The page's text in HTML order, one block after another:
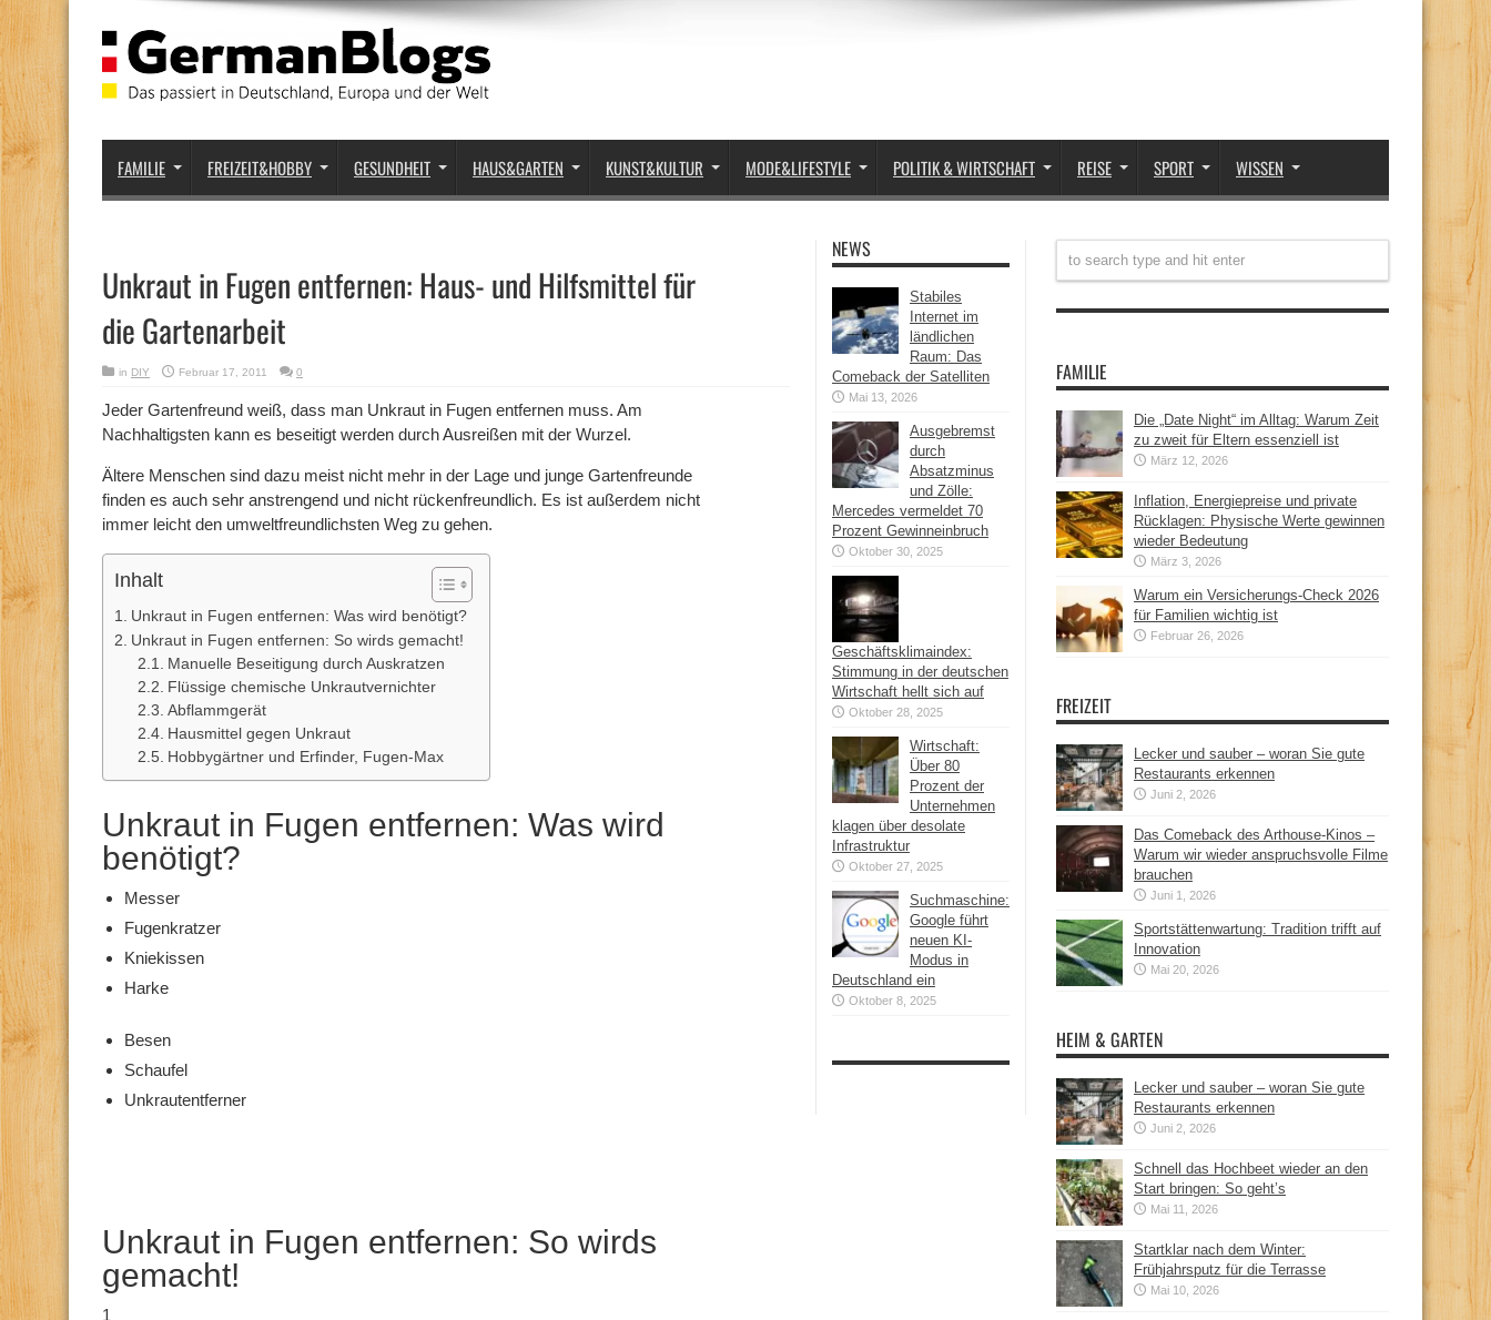
FAMILIE FREIZEIT&HOBBY GESUNDHEIT HAUS&GARTEN KUNST&KULTUR MODE&LIFESTYLE POLITIK & WIRTSCHAFT REISE SPORT WISSEN
Unkraut in Fugen entfernen: Haus- und Hilfsmittel für
die Gartenarbeit
in DIY Februar 17, 2011 0
Jeder Gartenfreund weiß, dass man Unkraut in Fugen entfernen muss. Am
Nachhaltigsten kann es beseitigt werden durch Ausreißen mit der Wurzel.
Ältere Menschen sind dazu meist nicht mehr in der Lage und junge Gartenfreunde
finden es auch sehr anstrengend und nicht rückenfreundlich. Es ist außerdem nicht
immer leicht den umweltfreundlichsten Weg zu gehen.
Inhalt
Unkraut in Fugen entfernen: Was wird benötigt?
Unkraut in Fugen entfernen: So wirds gemacht!
Manuelle Beseitigung durch Auskratzen
Flüssige chemische Unkrautvernichter
Abflammgerät
Hausmittel gegen Unkraut
Hobbygärtner und Erfinder, Fugen-Max
Unkraut in Fugen entfernen: Was wird
benötigt?
Messer
Fugenkratzer
Kniekissen
Harke
Besen
Schaufel
Unkrautentferner
Unkraut in Fugen entfernen: So wirds
gemacht!
1
NEWS
Stabiles
Internet im
ländlichen
Raum: Das
Comeback der Satelliten
Mai 13, 2026
Ausgebremst
durch
Absatzminus
und Zölle:
Mercedes vermeldet 70
Prozent Gewinneinbruch
Oktober 30, 2025
Geschäftsklimaindex:
Stimmung in der deutschen
Wirtschaft hellt sich auf
Oktober 28, 2025
Wirtschaft:
Über 80
Prozent der
Unternehmen
klagen über desolate
Infrastruktur
Oktober 27, 2025
Suchmaschine:
Google führt
neuen KI-
Modus in
Deutschland ein
Oktober 8, 2025
FAMILIE
Die „Date Night“ im Alltag: Warum Zeit
zu zweit für Eltern essenziell ist
März 12, 2026
Inflation, Energiepreise und private
Rücklagen: Physische Werte gewinnen
wieder Bedeutung
März 3, 2026
Warum ein Versicherungs-Check 2026
für Familien wichtig ist
Februar 26, 2026
FREIZEIT
Lecker und sauber – woran Sie gute
Restaurants erkennen
Juni 2, 2026
Das Comeback des Arthouse-Kinos –
Warum wir wieder anspruchsvolle Filme
brauchen
Juni 1, 2026
Sportstättenwartung: Tradition trifft auf
Innovation
Mai 20, 2026
HEIM & GARTEN
Lecker und sauber – woran Sie gute
Restaurants erkennen
Juni 2, 2026
Schnell das Hochbeet wieder an den
Start bringen: So geht’s
Mai 11, 2026
Startklar nach dem Winter:
Frühjahrsputz für die Terrasse
Mai 10, 2026